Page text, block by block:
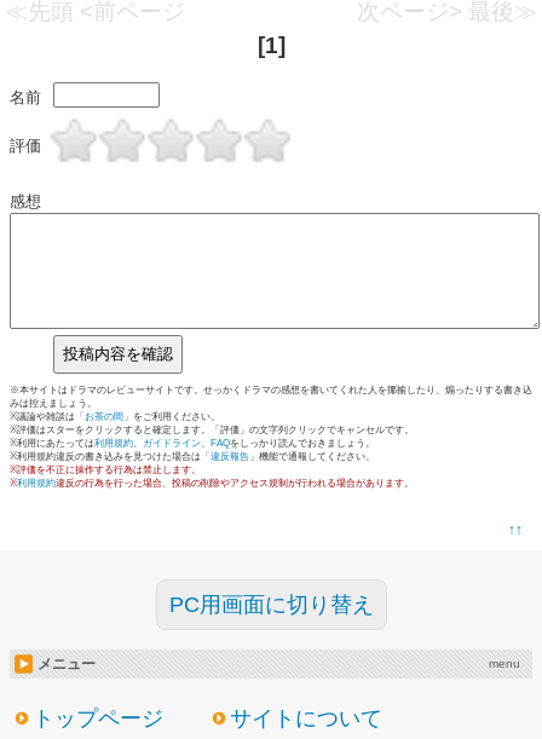
≪先頭 <前ページ 次ページ> 最後≫
[1]
名前
評価
感想
※本サイトはドラマのレビューサイトです。せっかくドラマの感想を書いてくれた人を揶揄したり、煽ったりする書き込
みは控えましょう。
※議論や雑談は「 お茶の間 」をご利用ください。
※評価はスターをクリックすると確定します。「評価」の文字列クリックでキャンセルです。
※利用にあたっては利用規約、 ガイドライン、 FAQをしっかり読んでおきましょう。
※利用規約違反の書き込みを見つけた場合は「 違反報告 」機能で通報してください。
※評価を不正に操作する行為は禁止します。
※利用規約違反の行為を行った場合、投稿の削除やアクセス規制が行われる場合があります。
↑↑
PC用画面に切り替え
メニュー menu
トップページ
サイトについて